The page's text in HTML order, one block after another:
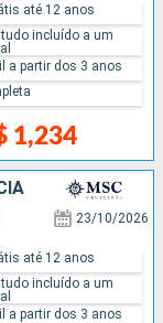
1,234
até 12 anos
incluído a um
a partir dos 3 anos
23/10/2026
até 12 anos
incluído a um
a partir dos 3 anos